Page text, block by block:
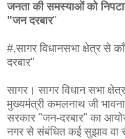
जनता की समस्याओं को
"जन दरबार"
#,सागर विधानसभा क्षेत्र से
दरबार"
सागर। सागर विधान सभा
मुख्यमंत्री कमलनाथ जी
सरकार "जन-दरबार" का
नगर से संबंधित कई सुझाव वा